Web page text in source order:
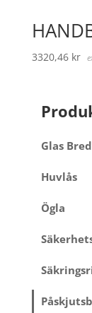
3320,46 kr
Glas
Huvlås
Ögla